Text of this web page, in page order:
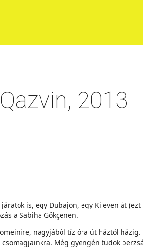
2013
is, egy Dubajon, egy Kijeven át
a Sabiha Gökçenen.
nagyjából tíz óra út háztól
Még gyengén tudok